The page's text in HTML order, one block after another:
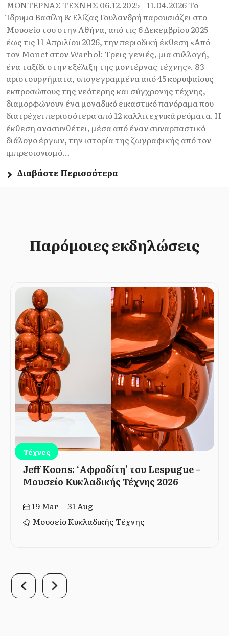
ΜΟΝΤΕΡΝΑΣ ΤΕΧΝΗΣ 06.12.2025 – 11.04.2026 Το
Ίδρυμα Βασίλη & Ελίζας Γουλανδρή παρουσιάζει στο
Μουσείο του στην Αθήνα, από τις 6 Δεκεμβρίου 2025
έως τις 11 Απριλίου 2026, την περιοδική έκθεση «Από
τον Monet στον Warhol: Τρεις γενιές, μια συλλογή,
ένα ταξίδι στην εξέλιξη της μοντέρνας τέχνης». 83
αριστουργήματα, υπογεγραμμένα από 45 κορυφαίους
εκπροσώπους της νεότερης και σύγχρονης τέχνης,
διαμορφώνουν ένα μοναδικό εικαστικό πανόραμα που
διατρέχει περισσότερα από 12 καλλιτεχνικά ρεύματα. Η
έκθεση ανασυνθέτει, μέσα από έναν συναρπαστικό
διάλογο έργων, την ιστορία της ζωγραφικής από τον
ιμπρεσιονισμό...
Διαβάστε Περισσότερα
Παρόμοιες εκδηλώσεις
Τέχνες
Jeff Koons: ‘Αφροδίτη’ του Lespugue –
Μουσείο Κυκλαδικής Τέχνης 2026
19 Mar - 31 Aug
Μουσείο Κυκλαδικής Τέχνης